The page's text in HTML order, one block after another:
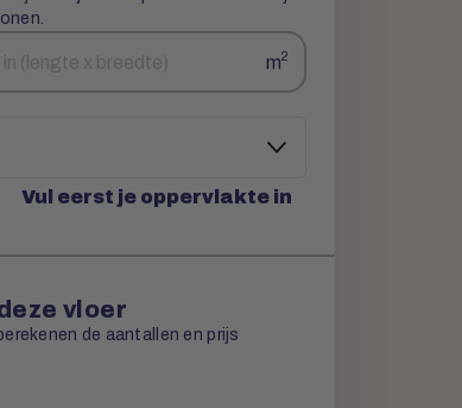
m2
Vul eerst je oppervlakte in
vloer
de aantallen en prijs